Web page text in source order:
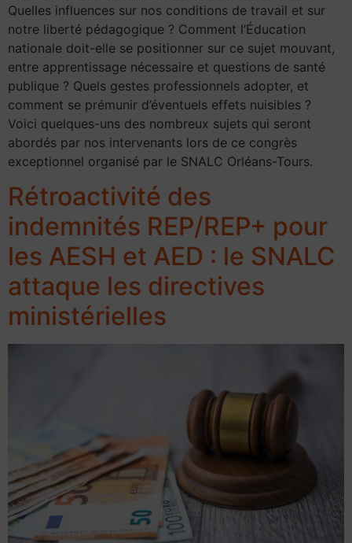
Quelles influences sur nos conditions de travail et sur
notre liberté pédagogique ? Comment l’Éducation
nationale doit-elle se positionner sur ce sujet mouvant,
entre apprentissage nécessaire et questions de santé
publique ? Quels gestes professionnels adopter, et
comment se prémunir d’éventuels effets nuisibles ?
Voici quelques-uns des nombreux sujets qui seront
abordés par nos intervenants lors de ce congrès
exceptionnel organisé par le SNALC Orléans-Tours.
Rétroactivité des
indemnités REP/REP+ pour
les AESH et AED : le SNALC
attaque les directives
ministérielles